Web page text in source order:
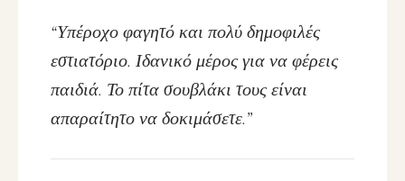
“Υπέροχο φαγητό και πολύ δημοφιλές
εστιατόριο. Ιδανικό μέρος για να φέρεις
παιδιά. Το πίτα σουβλάκι τους είναι
απαραίτητο να δοκιμάσετε.”